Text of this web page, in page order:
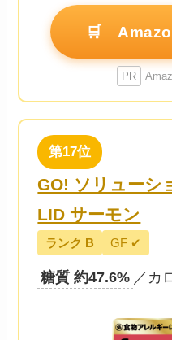
🛒
PR
第17位
GO! ソリューシ
LID サーモン
ランク B GF ✔
糖質 約47.6% ／カ